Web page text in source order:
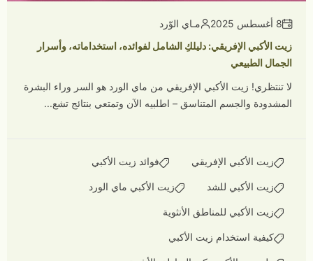
8 أغسطس 2025
مـاي الوّرد
زيت الأكبي الإفريقي: دليلكِ الشامل لفوائده، استخداماته، وأسرار
الجمال الطبيعي
لا تنتظري! زيت الأكبي الإفريقي من ماي الورد هو السر وراء البشرة
المشدودة والجسم المتناسق – اطلبيه الآن وتمتعي بنتائج تشع...
زيت الأكبي الإفريقي فوائد زيت الأكبي
زيت الأكبي للشد زيت الأكبي ماي الورد
زيت الأكبي للمناطق الأنثوية
كيفية استخدام زيت الأكبي